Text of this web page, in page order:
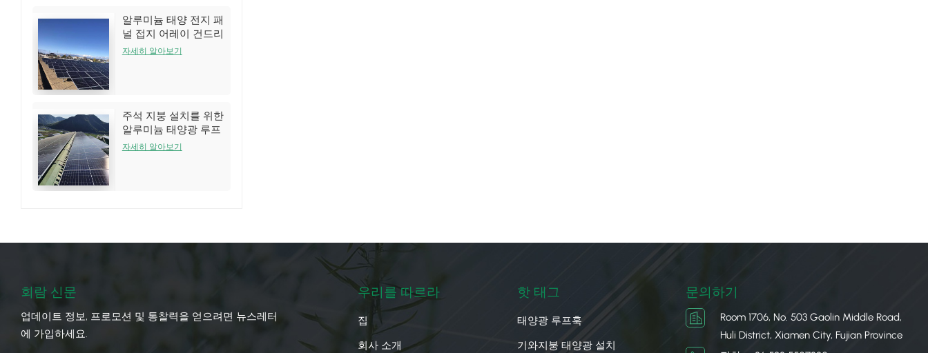
알루미늄 태양 전지 패
널 접지 어레이 건드리
는 시스템
자세히 알아보기
주석 지붕 설치를 위한
알루미늄 태양광 루프
랙 구조
자세히 알아보기
회람 신문
업데이트 정보, 프로모션 및 통찰력을 얻으려면 뉴스레터
에 가입하세요.
우리를 따르라
집
회사 소개
핫 태그
태양광 루프훅
기와지붕 태양광 설치
문의하기
Room 1706, No. 503 Gaolin Middle Road,
Huli District, Xiamen City, Fujian Province